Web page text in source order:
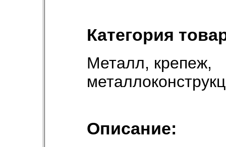
Категория
Металл, крепеж,
Описание: